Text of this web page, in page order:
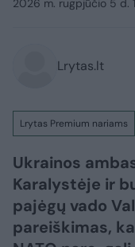
2026 m. rugpjūčio 5 d.
Lrytas.lt
Lrytas Premium nariams
Ukrainos
Karalystėje ir
pajėgų vado
pareiškimas,